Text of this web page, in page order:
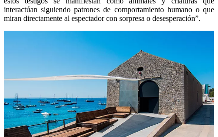
interactúan siguiendo patrones de comportamiento humano o que
miran directamente al espectador con sorpresa o desesperación”.